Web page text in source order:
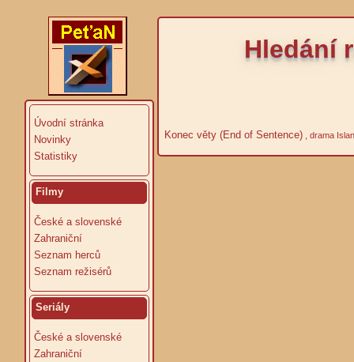
Úvodní stránka
Novinky
Statistiky
Filmy
České a slovenské
Zahraniční
Seznam herců
Seznam režisérů
Seriály
České a slovenské
Zahraniční
Hledání
Konec věty (End of Sentence) , drama